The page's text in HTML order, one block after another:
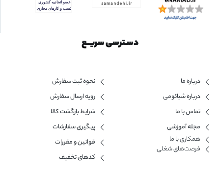
دسـترسی سریــع
درباره ما
درباره شیائومی
تماس با ما
مجله آموزشی
همکاری با ما​
فرصت‌های شغلی
نحوه ثبت سفارش
رویه ارسال سفارش
شرایط بازگشت کالا
پیگیری سفارشات
قوانین و مقررات
کدهای تخفیف